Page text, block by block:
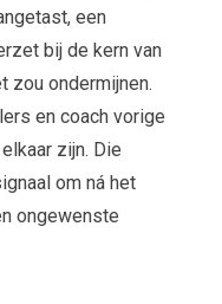
een
bij de kern van
zou ondermijnen.
en coach vorige
zijn. Die
om ná het
ongewenste